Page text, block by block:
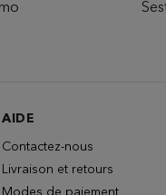
AIDE
Contactez-nous
Livraison et retours
Modes de paiement